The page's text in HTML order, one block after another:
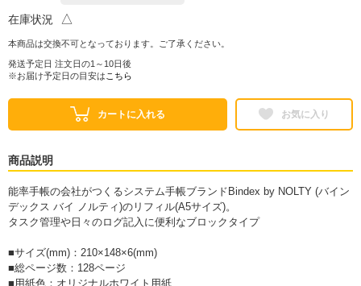
在庫状況 △
本商品は交換不可となっております。ご了承ください。
発送予定日 注文日の1～10日後
※お届け予定日の目安は こちら
カートに入れる お気に入り
商品説明
能率手帳の会社がつくるシステム手帳ブランドBindex by NOLTY (バイン
デックス バイ ノルティ)のリフィル(A5サイズ)。
タスク管理や日々のログ記入に便利なブロックタイプ
■サイズ(mm)：210×148×6(mm)
■総ページ数：128ページ
■用紙色：オリジナルホワイト用紙